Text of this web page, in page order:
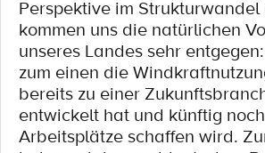
Perspektive im
kommen uns die natürlichen
unseres Landes sehr
zum einen die
bereits zu einer
entwickelt hat und künftig
Arbeitsplätze schaffen wird.